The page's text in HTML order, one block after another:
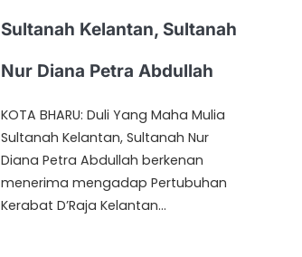
Sultanah Kelantan, Sultanah
Nur Diana Petra Abdullah
KOTA BHARU: Duli Yang Maha Mulia
Sultanah Kelantan, Sultanah Nur
Diana Petra Abdullah berkenan
menerima mengadap Pertubuhan
Kerabat D’Raja Kelantan…